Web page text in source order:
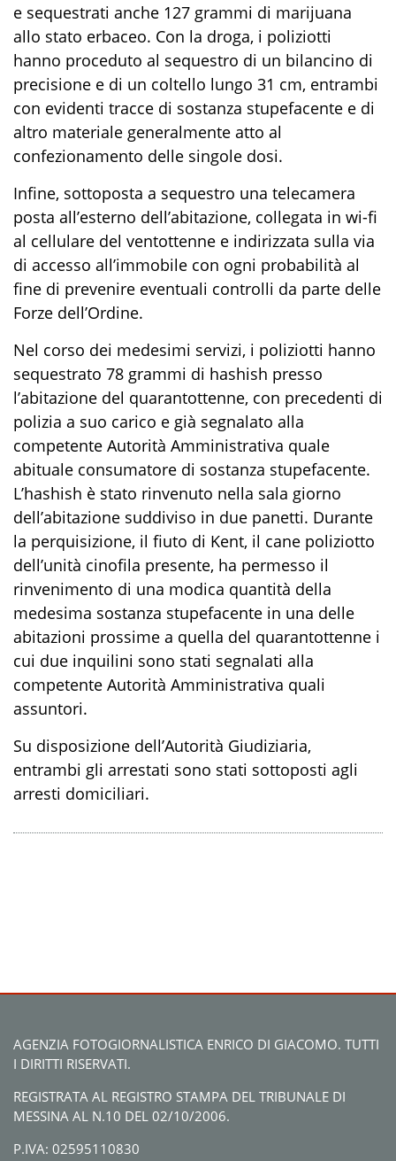
e sequestrati anche 127 grammi di marijuana
allo stato erbaceo. Con la droga, i poliziotti
hanno proceduto al sequestro di un bilancino di
precisione e di un coltello lungo 31 cm, entrambi
con evidenti tracce di sostanza stupefacente e di
altro materiale generalmente atto al
confezionamento delle singole dosi.
Infine, sottoposta a sequestro una telecamera
posta all’esterno dell’abitazione, collegata in wi-fi
al cellulare del ventottenne e indirizzata sulla via
di accesso all’immobile con ogni probabilità al
fine di prevenire eventuali controlli da parte delle
Forze dell’Ordine.
Nel corso dei medesimi servizi, i poliziotti hanno
sequestrato 78 grammi di hashish presso
l’abitazione del quarantottenne, con precedenti di
polizia a suo carico e già segnalato alla
competente Autorità Amministrativa quale
abituale consumatore di sostanza stupefacente.
L’hashish è stato rinvenuto nella sala giorno
dell’abitazione suddiviso in due panetti. Durante
la perquisizione, il fiuto di Kent, il cane poliziotto
dell’unità cinofila presente, ha permesso il
rinvenimento di una modica quantità della
medesima sostanza stupefacente in una delle
abitazioni prossime a quella del quarantottenne i
cui due inquilini sono stati segnalati alla
competente Autorità Amministrativa quali
assuntori.
Su disposizione dell’Autorità Giudiziaria,
entrambi gli arrestati sono stati sottoposti agli
arresti domiciliari.
AGENZIA FOTOGIORNALISTICA ENRICO DI GIACOMO. TUTTI
I DIRITTI RISERVATI.
REGISTRATA AL REGISTRO STAMPA DEL TRIBUNALE DI
MESSINA AL N.10 DEL 02/10/2006.
P.IVA: 02595110830